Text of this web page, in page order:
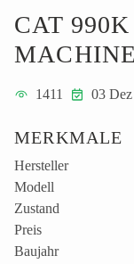
CAT
1411 03
MERKMALE
Hersteller
Modell
Zustand
Preis
Baujahr